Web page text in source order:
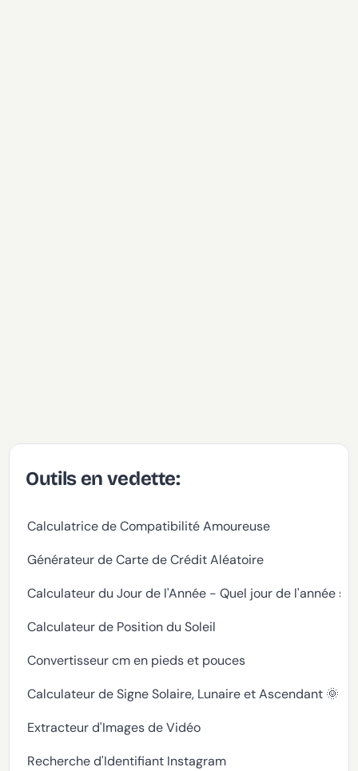
Outils en vedette:
Calculatrice de Compatibilité Amoureuse
Générateur de Carte de Crédit Aléatoire
Calculateur du Jour de l'Année - Quel jour de l'année
Calculateur de Position du Soleil
Convertisseur cm en pieds et pouces
Calculateur de Signe Solaire, Lunaire et Ascendant
Extracteur d'Images de Vidéo
Recherche d'Identifiant Instagram